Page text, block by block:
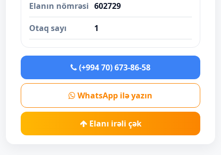
Elanın nömrəsi 602729
Otaq sayı 1
(+994 70) 673-86-58
WhatsApp ilə yazın
Elanı irəli çək